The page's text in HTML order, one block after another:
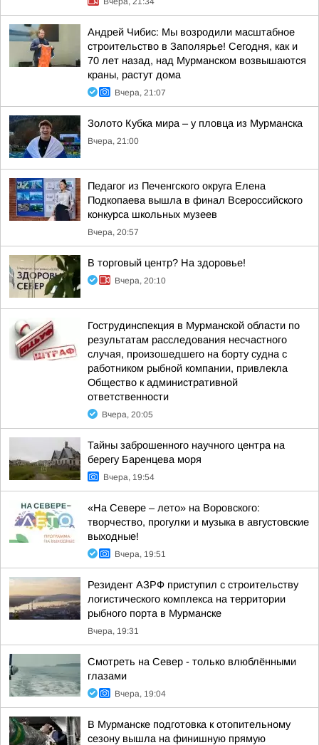
Андрей Чибис: Мы возродили масштабное
строительство в Заполярье! Сегодня, как и
70 лет назад, над Мурманском возвышаются
краны, растут дома
Вчера, 21:07
Золото Кубка мира – у пловца из Мурманска
Вчера, 21:00
Педагог из Печенгского округа Елена
Подкопаева вышла в финал Всероссийского
конкурса школьных музеев
Вчера, 20:57
В торговый центр? На здоровье!
Вчера, 20:10
Гострудинспекция в Мурманской области по
результатам расследования несчастного
случая, произошедшего на борту судна с
работником рыбной компании, привлекла
Общество к административной
ответственности
Вчера, 20:05
Тайны заброшенного научного центра на
берегу Баренцева моря
Вчера, 19:54
«На Севере – лето» на Воровского:
творчество, прогулки и музыка в августовские
выходные!
Вчера, 19:51
Резидент АЗРФ приступил с строительству
логистического комплекса на территории
рыбного порта в Мурманске
Вчера, 19:31
Смотреть на Север - только влюблёнными
глазами
Вчера, 19:04
В Мурманске подготовка к отопительному
сезону вышла на финишную прямую